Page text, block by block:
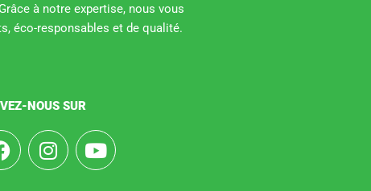
à notre expertise, nous vous
éco-responsables et de qualité.
NOUS SUR
F
a
I
n
Y
o